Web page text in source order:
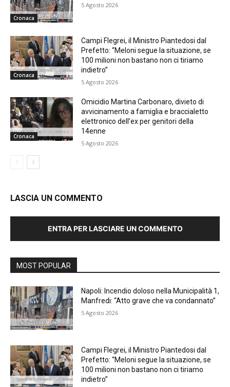
Cronaca
5 Agosto 2026
Cronaca
Campi Flegrei, il Ministro Piantedosi dal
Prefetto: “Meloni segue la situazione, se
100 milioni non bastano non ci tiriamo
indietro”
5 Agosto 2026
Cronaca
Omicidio Martina Carbonaro, divieto di
avvicinamento a famiglia e braccialetto
elettronico dell’ex per genitori della
14enne
5 Agosto 2026
LASCIA UN COMMENTO
ENTRA PER LASCIARE UN COMMENTO
MOST POPULAR
Napoli: Incendio doloso nella Municipalità 1,
Manfredi: “Atto grave che va condannato”
5 Agosto 2026
Campi Flegrei, il Ministro Piantedosi dal
Prefetto: “Meloni segue la situazione, se
100 milioni non bastano non ci tiriamo
indietro”